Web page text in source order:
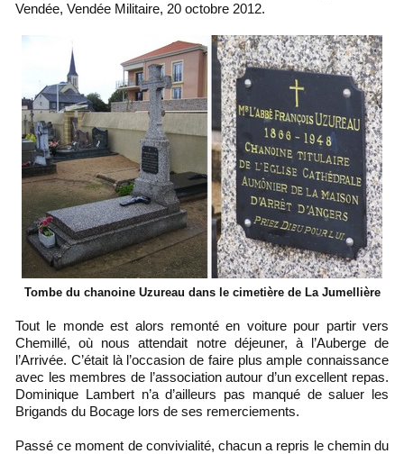
Vendée, Vendée Militaire, 20 octobre 2012.
Tombe du chanoine Uzureau dans le cimetière de La Jumellière
Tout le monde est alors remonté en voiture pour partir vers
Chemillé, où nous attendait notre déjeuner, à l’Auberge de
l’Arrivée. C’était là l’occasion de faire plus ample connaissance
avec les membres de l’association autour d’un excellent repas.
Dominique Lambert n’a d’ailleurs pas manqué de saluer les
Brigands du Bocage lors de ses remerciements.
Passé ce moment de convivialité, chacun a repris le chemin du